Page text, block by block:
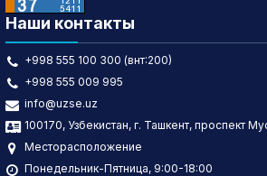
Наши контакты
+998 555 100 300 (внт:200)
+998 555 009 995
info@uzse.uz
100170, Узбекистан, г. Ташкент, проспект
Месторасположение
Понедельник-Пятница, 9:00-18:00